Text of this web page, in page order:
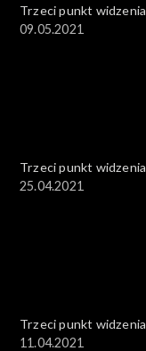
Trzeci punkt widzenia
09.05.2021
Trzeci punkt widzenia
25.04.2021
Trzeci punkt widzenia
11.04.2021